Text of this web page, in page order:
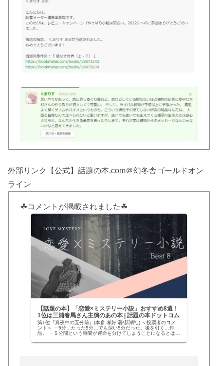
外部リンク【公式】話題の本.com＠幻冬舎ゴールドオン
ライン
☘コメントが掲載されました☘
【話題の本】「恋愛×ミステリー小説」おすすめ8選！
1位は三浦春馬さん主演のあの本 | 話題の本ドットコム
第1位『真夜中の五分前』(本多 孝好 著/新潮社) ＜投票者のコメ
ント＞ ・5分…たった5分…でも深い5分だった。後を引く…作
品。 ・５分間という時間が運命を分けてしまうことになるとは…